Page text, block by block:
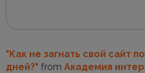
"Как не загнать свой сайт
дней?" from Академия